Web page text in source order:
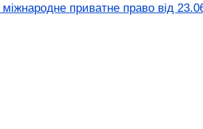
приватне право від